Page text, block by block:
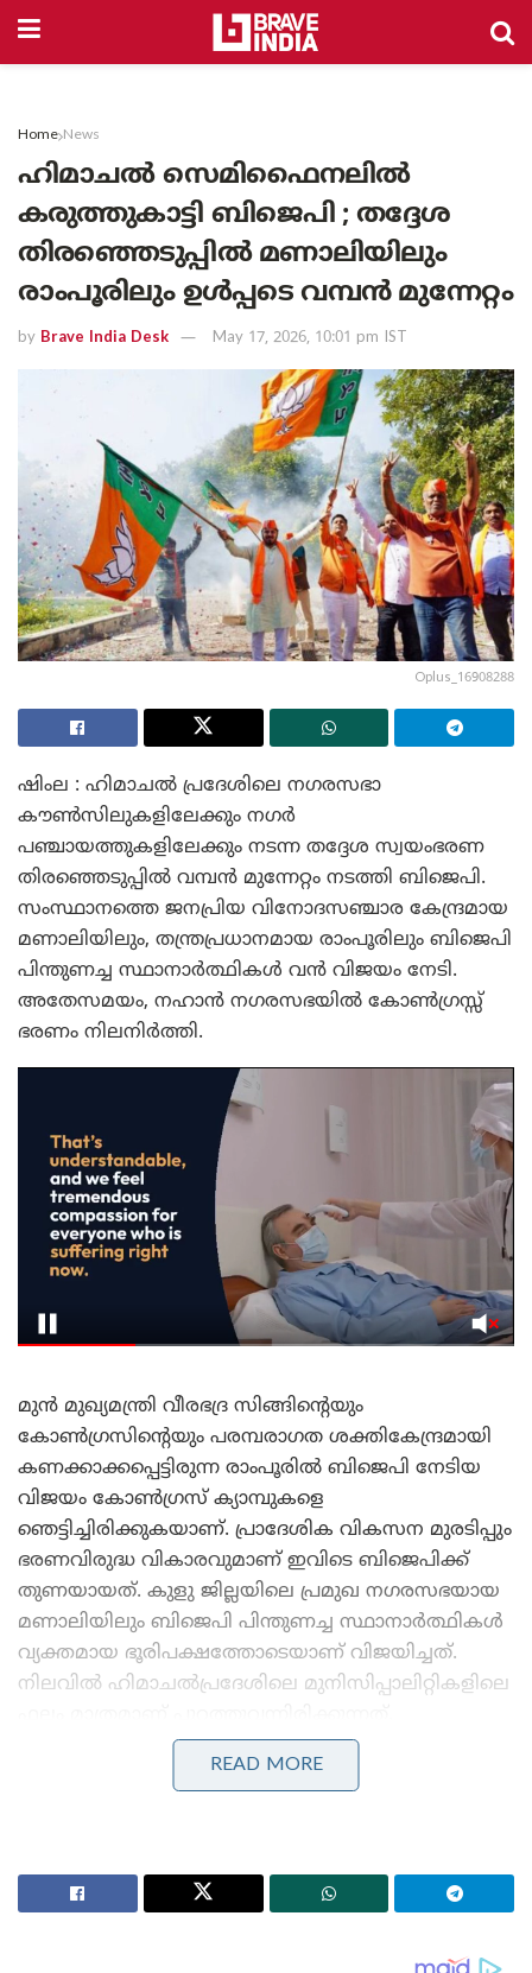
Home News
ഹിമാചൽ സെമിഫൈനലിൽ
കരുത്തുകാട്ടി ബിജെപി ; തദ്ദേശ
തിരഞ്ഞെടുപ്പിൽ മണാലിയിലും
രാംപൂരിലും ഉൾപ്പടെ വമ്പൻ മുന്നേറ്റം
by Brave India Desk May 17, 2026, 10:01 pm IST
Oplus_16908288
ഷിംല : ഹിമാചൽ പ്രദേശിലെ നഗരസഭാ
കൗൺസിലുകളിലേക്കും നഗർ
പഞ്ചായത്തുകളിലേക്കും നടന്ന തദ്ദേശ സ്വയംഭരണ
തിരഞ്ഞെടുപ്പിൽ വമ്പൻ മുന്നേറ്റം നടത്തി ബിജെപി.
സംസ്ഥാനത്തെ ജനപ്രിയ വിനോദസഞ്ചാര കേന്ദ്രമായ
മണാലിയിലും, തന്ത്രപ്രധാനമായ രാംപൂരിലും ബിജെപി
പിന്തുണച്ച സ്ഥാനാർത്ഥികൾ വൻ വിജയം നേടി.
അതേസമയം, നഹാൻ നഗരസഭയിൽ കോൺഗ്രസ്സ്
ഭരണം നിലനിർത്തി.
മുൻ മുഖ്യമന്ത്രി വീരഭദ്ര സിങ്ങിന്റെയും
കോൺഗ്രസിന്റെയും പരമ്പരാഗത ശക്തികേന്ദ്രമായി
കണക്കാക്കപ്പെട്ടിരുന്ന രാംപൂരിൽ ബിജെപി നേടിയ
വിജയം കോൺഗ്രസ് ക്യാമ്പുകളെ
ഞെട്ടിച്ചിരിക്കുകയാണ്. പ്രാദേശിക വികസന മുരടിപ്പും
ഭരണവിരുദ്ധ വികാരവുമാണ് ഇവിടെ ബിജെപിക്ക്
തുണയായത്. ​കുളു ജില്ലയിലെ പ്രമുഖ നഗരസഭയായ
മണാലിയിലും ബിജെപി പിന്തുണച്ച സ്ഥാനാർത്ഥികൾ
വ്യക്തമായ ഭൂരിപക്ഷത്തോടെയാണ് വിജയിച്ചത്.
നിലവിൽ ഹിമാചൽപ്രദേശിലെ മുനിസിപ്പാലിറ്റികളിലെ
സംസ്ഥാനത്തെ പ്രധാന കോർപ്പറേഷനുകളായ
ധർമ്മശാല, പാലംപൂർ, മണ്ഡി, സോലൻ
മെയ് 31-നാണ് നടക്കുക.
READ MORE